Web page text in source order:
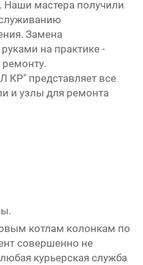
Наши мастера получили
Замена
на практике -
КР" представляет все
и узлы для ремонта
котлам колонкам по
совершенно не
курьерская служба